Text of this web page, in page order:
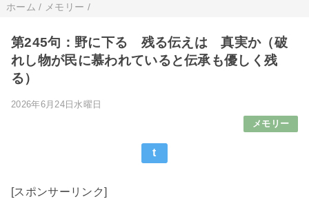
ホーム / メモリー /
第245句：野に下る 残る伝えは 真実か（破
れし物が民に慕われていると伝承も優しく残
る）
2026年6月24日水曜日
メモリー
t
[スポンサーリンク]